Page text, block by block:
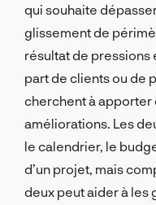
qui souhaite
glissement de
résultat de pressions
part de clients ou de
cherchent à
améliorations. Les
le calendrier, le
d’un projet, mais
deux peut aider à les